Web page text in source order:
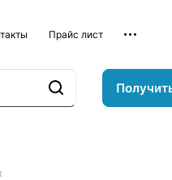
Прайс лист